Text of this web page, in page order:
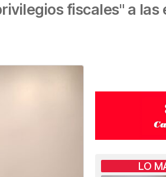
fiscales" a las
LO